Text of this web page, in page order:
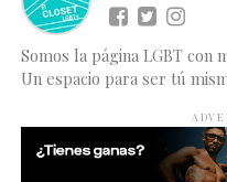
Somos la página LGBT con
Un espacio para ser tú